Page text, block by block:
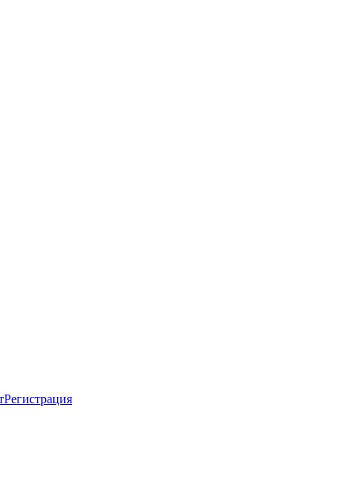
Регистрация